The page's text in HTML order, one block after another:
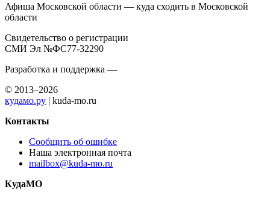
Афиша Московской области — куда сходить в Московской
области
Свидетельство о регистрации
СМИ Эл №ФС77-32290
Разработка и поддержка —
© 2013–2026
кудамо.ру | kuda-mo.ru
Контакты
Сообщить об ошибке
Наша электронная почта
mailbox@kuda-mo.ru
КудаМО